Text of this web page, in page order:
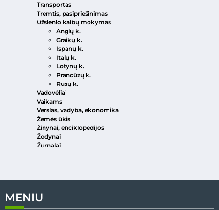
Transportas
Tremtis, pasipriešinimas
Užsienio kalbų mokymas
Anglų k.
Graikų k.
Ispanų k.
Italų k.
Lotynų k.
Prancūzų k.
Rusų k.
Vadovėliai
Vaikams
Verslas, vadyba, ekonomika
Žemės ūkis
Žinynai, enciklopedijos
Žodynai
Žurnalai
MENIU